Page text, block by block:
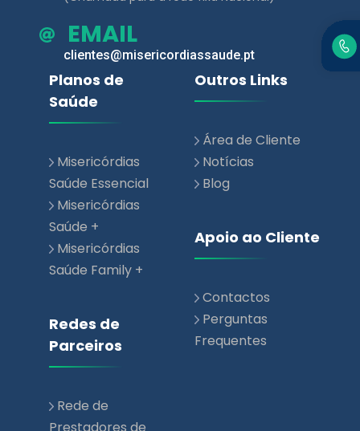
Saúde
Misericórdias
Saúde Essencial
Saúde +
Misericórdias
Saúde Family +
Redes de
Parceiros
Rede de
Prestadores de
Rede Parceiros
Comerciais
Área de Cliente
Notícias
Apoio ao Cliente
Contactos
Perguntas